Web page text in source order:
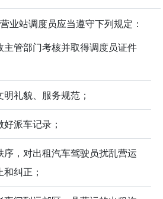
业站调度员应当遵守下列规定：
主管部门考核并取得调度员证件
明礼貌、服务规范；
好派车记录；
序，对出租汽车驾驶员扰乱营运
纠正；